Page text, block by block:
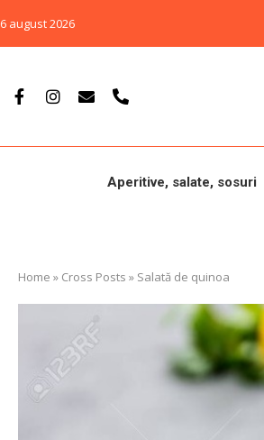
6 august 2026
Aperitive, salate, sosuri
Home » Cross Posts » Salată de quinoa